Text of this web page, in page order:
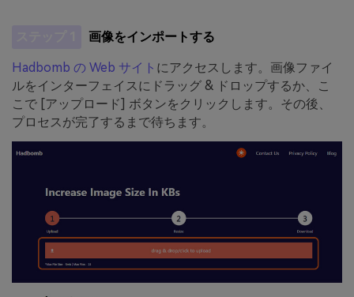
画像をインポートする
Hadbomb の Web サイト にアクセスします。画像ファイ
ルをインターフェイスにドラッグ & ドロップするか、こ
こで [アップロード] ボタンをクリックします。その後、
プロセスが完了するまで待ちます。